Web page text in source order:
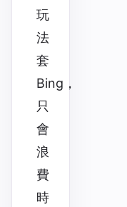
玩
法
套
Bing，
只
會
浪
費
時